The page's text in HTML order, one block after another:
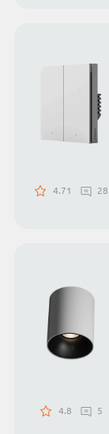
4.71 28
4.8 5